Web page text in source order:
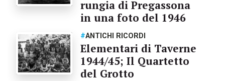
rungia di Pregassona
in una foto del 1946
#ANTICHI RICORDI
Elementari di Taverne
1944/45; Il Quartetto
del Grotto